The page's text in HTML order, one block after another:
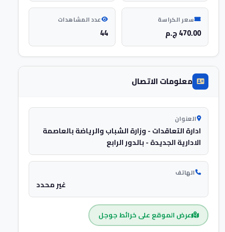
سعر الكراسة
470.00 ج.م
عدد المشاهدات
44
معلومات الاتصال
العنوان
ادارة التعاقدات - وزارة الشباب والرياضة بالعاصمة
الادارية الجديدة - بالدور الرابع
الهاتف
غير محدد
عرض الموقع على خرائط جوجل